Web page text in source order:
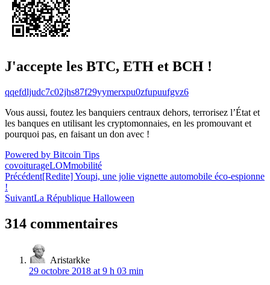
J'accepte les BTC, ETH et BCH !
qqefdljudc7c02jhs87f29yymerxpu0zfupuufgvz6
Vous aussi, foutez les banquiers centraux dehors, terrorisez l’État et
les banques en utilisant les cryptomonnaies, en les promouvant et
pourquoi pas, en faisant un don avec !
Powered by Bitcoin Tips
covoiturageLOMmobilité
Navigation
de
Précédent[Redite] Youpi, une jolie vignette automobile éco-espionne
!
SuivantLa République Halloween
314 commentaires
Aristarkke
29 octobre 2018 at 9 h 03 min